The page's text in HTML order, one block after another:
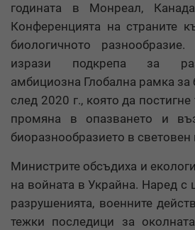
годината в Монреал,
Конференцията на страните
биологичното
изрази подкрепа за
амбициозна Глобална рамка за
след 2020 г., която да
промяна в опазването и
биоразнообразието в
Министрите обсъдиха и
на войната в Украйна. Наред с
разрушенията, военните
тежки последици за